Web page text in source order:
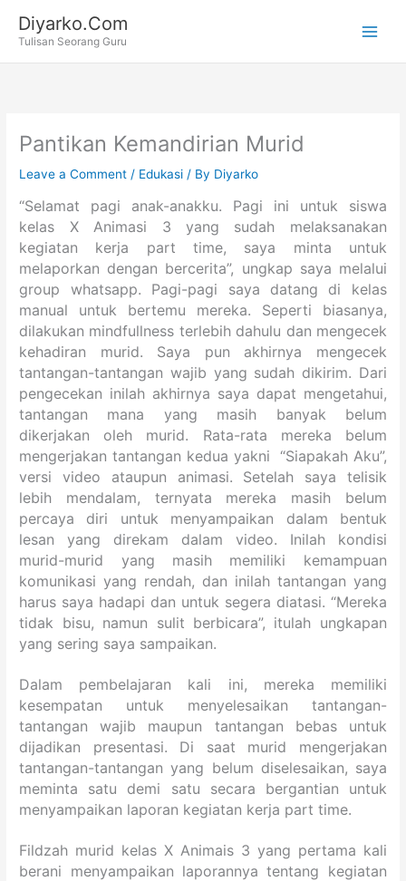
content
Diyarko.Com
Tulisan Seorang Guru
Pantikan Kemandirian Murid
Leave a Comment / Edukasi / By Diyarko
“Selamat pagi anak-anakku. Pagi ini untuk siswa
kelas X Animasi 3 yang sudah melaksanakan
kegiatan kerja part time, saya minta untuk
melaporkan dengan bercerita”, ungkap saya melalui
group whatsapp. Pagi-pagi saya datang di kelas
manual untuk bertemu mereka. Seperti biasanya,
dilakukan mindfullness terlebih dahulu dan mengecek
kehadiran murid. Saya pun akhirnya mengecek
tantangan-tantangan wajib yang sudah dikirim. Dari
pengecekan inilah akhirnya saya dapat mengetahui,
tantangan mana yang masih banyak belum
dikerjakan oleh murid. Rata-rata mereka belum
mengerjakan tantangan kedua yakni “Siapakah Aku”,
versi video ataupun animasi. Setelah saya telisik
lebih mendalam, ternyata mereka masih belum
percaya diri untuk menyampaikan dalam bentuk
lesan yang direkam dalam video. Inilah kondisi
murid-murid yang masih memiliki kemampuan
komunikasi yang rendah, dan inilah tantangan yang
harus saya hadapi dan untuk segera diatasi. “Mereka
tidak bisu, namun sulit berbicara”, itulah ungkapan
yang sering saya sampaikan.
Dalam pembelajaran kali ini, mereka memiliki
kesempatan untuk menyelesaikan tantangan-
tantangan wajib maupun tantangan bebas untuk
dijadikan presentasi. Di saat murid mengerjakan
tantangan-tantangan yang belum diselesaikan, saya
meminta satu demi satu secara bergantian untuk
menyampaikan laporan kegiatan kerja part time.
Fildzah murid kelas X Animais 3 yang pertama kali
berani menyampaikan laporannya tentang kegiatan